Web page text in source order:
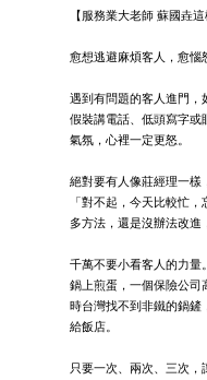
【服務業大老師 蘇國垚這
愈想逃避麻煩客人，愈惱
遇到有問題的客人進門，
假裝講電話、低頭寫字或
氣氛，心裡一定更怒。
絕對要有人像莊經理一樣
「對不起，今天比較忙
多方法，還是沒辦法改進
千萬不要小看客人的力量
鍋上煎蛋，一個保險公司
時台灣找不到非鐵的鍋鏟
給飯店。
只要一次、兩次、三次